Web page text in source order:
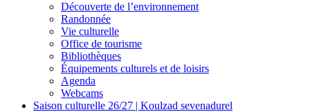
Découverte de l’environnement
Randonnée
Vie culturelle
Office de tourisme
Bibliothèques
Équipements culturels et de loisirs
Agenda
Webcams
Saison culturelle 26/27 | Koulzad sevenadurel